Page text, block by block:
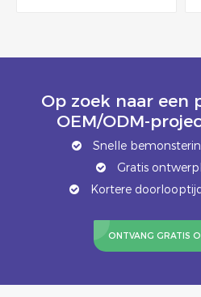
Op zoek naar een
OEM/ODM-
Snelle
Gratis
Kortere
ONTVANG GRATIS